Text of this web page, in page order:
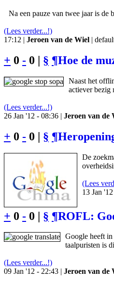
Na een pauze van twee jaar is de
(Lees verder...!)
17:12 | Jeroen van de Wiel |
+ 0 - 0 | § ¶Hoe de
Naast het
actiever bezig
(Lees verder...!)
26 Jan '12 - 08:36 | Jeroen van de
+ 0 - 0 | § ¶
De
(Lees
13 Jan
+ 0 - 0 | § ¶ROFL:
Google heeft
taalpuristen is
(Lees verder...!)
09 Jan '12 - 22:43 |
Jeroen van de